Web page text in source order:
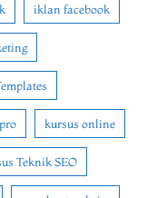
iklan facebook
kursus online
Teknik SEO